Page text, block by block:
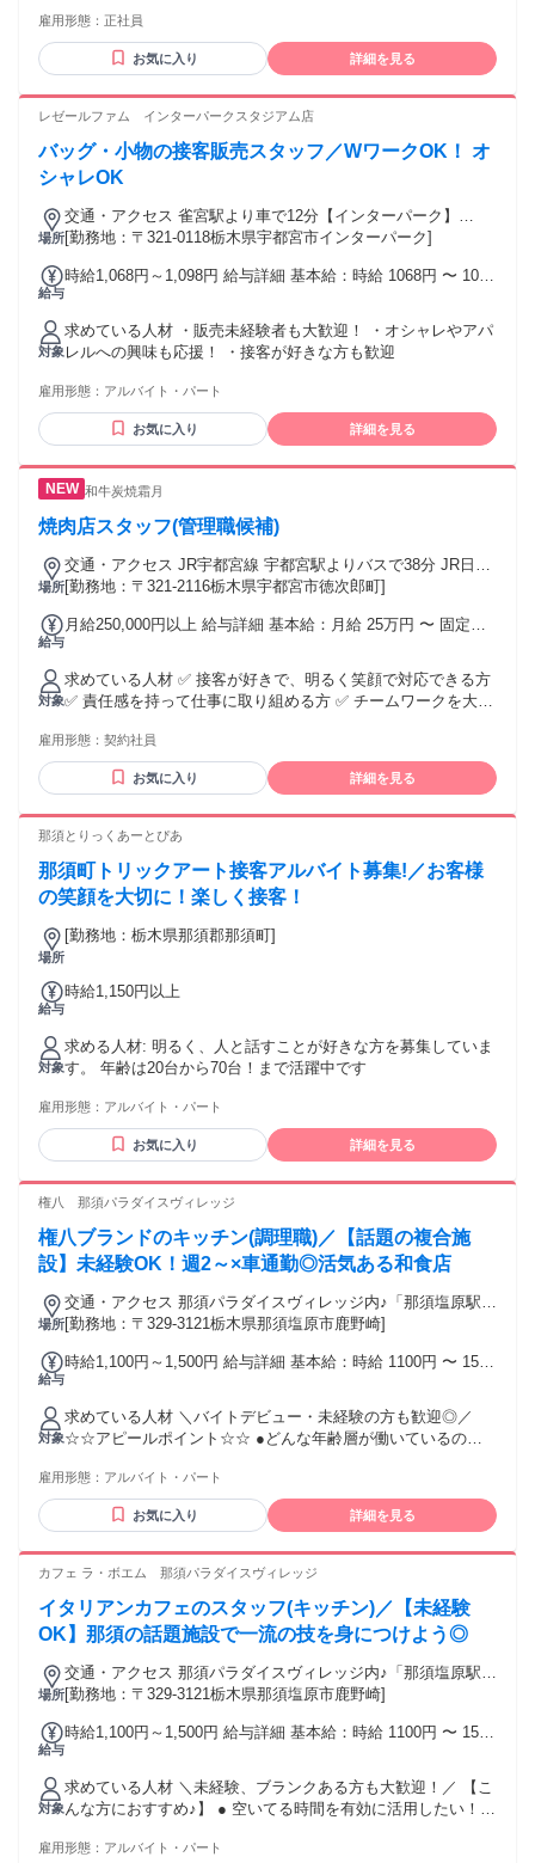
会人経験1年以上（業界・職種不問） ✅異業種からのチャレン
ジ歓迎！事務職・アパレル出身者も活躍中 ✅「人と話すのが
好き」で応募動機はじゅうぶん º‧
ています】 ・飲食店や接客業に挑戦してみたい方 ・人との会
け"やちょっとした気づきを大切にできる方 ・腰を据えて長く
働き、店の成長に関わっていきたい方 【こんなスキルが身に
の接客力 ●お客様との距離感をつかむコミュニケーション力 ●
ラテアートやワインの知識など
ん/元美容アシスタント
雰囲気が好きで応募しました。実際に働いてみて、"美味しい
料理"と"丁寧な接客"がこのお店の魅力だと改めて感じていま
しっかり味を覚えてます。 お客様の『美味しかったよ』が一
番うれしい瞬間です！
╭━━━━━━━━━━━━━━━━━━╮ 「ペニーレイ
╰━━━━━━━━━━━━━━━━━━╯ ペニーレイン
は、那須高原で生まれた人気ブランド。パン屋から始まり、
レストラン・洋菓子・ジェラートへと"食の世界観"を広げなが
ら、全国にファンを増やし続けています。 ただパンを売るの
ではなく、「訪れるだけで心が豊かになる場所」をつくるこ
と──その想いから、店舗の設え・BGM・商品名にまでストー
タートし、今では現場の中心メンバーとして活躍していま
の"担い手"になってみませんか？
雇用形態： 正社員
お気に入り 詳細を見る
レゼールファム インターパークスタジアム店
バッグ・小物の接客販売スタッフ／WワークOK！ オ
シャレOK
場所
交通・アクセス 雀宮駅より車で12分【インターパーク】
ZARA隣り
[勤務地：〒321-0118栃木県宇都宮市インターパーク]
給与
時給1,068円～1,098円 給与詳細 基本給：時給 1068円 〜 1098
対象
求めている人材 ・販売未経験者も大歓迎！ ・オシャレやアパ
レルへの興味も応援！ ・接客が好きな方も歓迎
雇用形態： アルバイト・パート
お気に入り 詳細を見る
和牛炭焼霜月
焼肉店スタッフ(管理職候補)
場所
交通・アクセス JR宇都宮線 宇都宮駅よりバスで38分 JR日光
線 宇都宮駅よりバスで38分
[勤務地：〒321-2116栃木県宇都宮市徳次郎町]
給与
月給250,000円以上 給与詳細 基本給：月給 25万円 〜 固定残
勤・家族手当金額：あり 全員に一律で支払われるその他手当
金額：なし * 月給250,000円 ※上記給与には固定残業代（30
時間分）を含みます。 ※30時間を超える時間外労働分は別途
支給します。 * 交通費支給（上限20,000円）
対象
求めている人材 ✅ 接客が好きで、明るく笑顔で対応できる方
✅ 責任感を持って仕事に取り組める方 ✅ チームワークを大切
り、新しいことを積極的に学べる方 ✅ 将来的に店舗運営にも
チャレンジしたい方歓迎
雇用形態： 契約社員
お気に入り 詳細を見る
那須とりっくあーとぴあ
那須町トリックアート接客アルバイト募集!／お客様
の笑顔を大切に！楽しく接客！
場所
[勤務地：栃木県那須郡那須町]
給与
時給1,150円以上
対象
求める人材: 明るく、人と話すことが好きな方を募集していま
す。 年齢は20台から70台！まで活躍中です
雇用形態： アルバイト・パート
お気に入り 詳細を見る
権八 那須パラダイスヴィレッジ
権八ブランドのキッチン(調理職)／【話題の複合施
設】未経験OK！週2～×車通勤◎活気ある和食店
場所
交通・アクセス 那須パラダイスヴィレッジ内♪「那須塩原駅」
から無料シャトルバスあり◎敷地内無料駐車場あり◎東北本
駅」車23分
[勤務地：〒329-3121栃木県那須塩原市鹿野崎]
給与
時給1,100円～1,500円 給与詳細 基本給：時給 1100円 〜 1500
～ 大学生：1,100円～
対象
求めている人材 ＼バイトデビュー・未経験の方も歓迎◎／
☆☆アピールポイント☆☆ ●どんな年齢層が働いているのだ
名 20代：9名 30代：1名 40代：4名 50代：3名
雇用形態： アルバイト・パート
お気に入り 詳細を見る
カフェ ラ・ボエム 那須パラダイスヴィレッジ
イタリアンカフェのスタッフ(キッチン)／【未経験
OK】那須の話題施設で一流の技を身につけよう◎
場所
交通・アクセス 那須パラダイスヴィレッジ内♪「那須塩原駅」
から無料シャトルバスあり◎敷地内無料駐車場あり◎東北本
駅」車23分
[勤務地：〒329-3121栃木県那須塩原市鹿野崎]
給与
時給1,100円～1,500円 給与詳細 基本給：時給 1100円 〜 1500
～ 大丈夫：1,100円～
対象
求めている人材 ＼未経験、ブランクある方も大歓迎！／ 【こ
んな方におすすめ♪】 ● 空いてる時間を有効に活用したい！ ●
経験あり！ ● 調理スキルを身につけたい！ ● 元気よく活気あ
雇用形態： アルバイト・パート